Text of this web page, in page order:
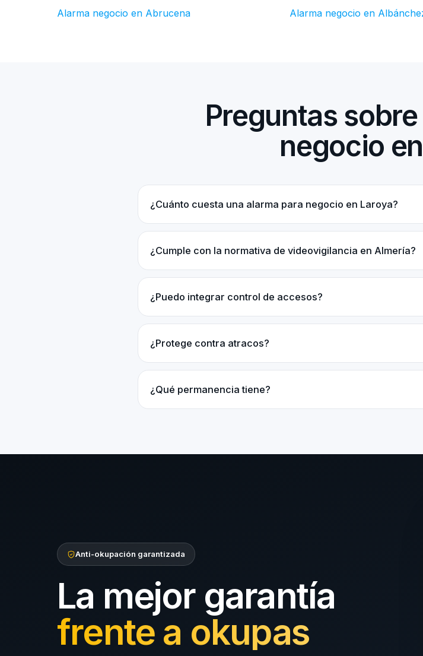
Alarma negocio en Abrucena
Alarma negocio en
Preguntas
negocio
¿Cuánto cuesta una alarma para negocio en Laroya?
¿Cumple con la normativa de videovigilancia en Almería?
¿Puedo integrar control de accesos?
¿Protege contra atracos?
¿Qué permanencia tiene?
Anti-okupación garantizada
La mejor garantía
frente a okupas